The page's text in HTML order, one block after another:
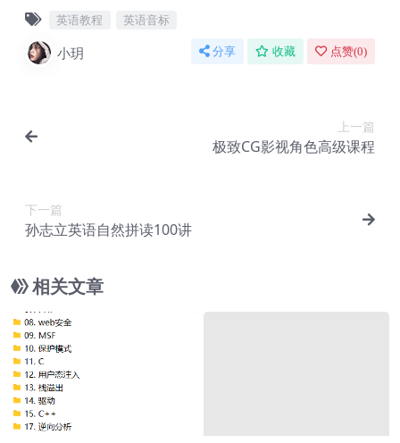
英语教程 英语音标
小玥 分享 收藏 点赞(0)
上一篇
极致CG影视角色高级课程
下一篇
孙志立英语自然拼读100讲
相关文章